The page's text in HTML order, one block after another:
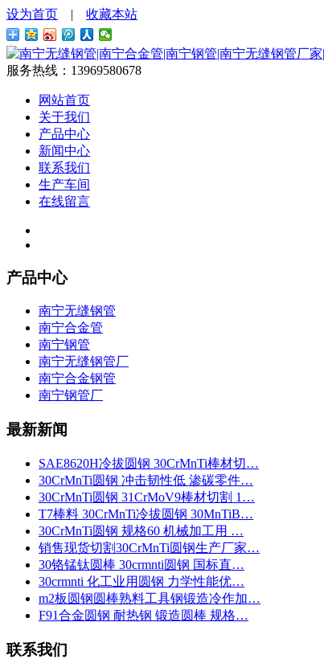
设为首页 | 收藏本站
服务热线： 13969580678
网站首页
关于我们
产品中心
新闻中心
联系我们
生产车间
在线留言
产品中心
南宁无缝钢管
南宁合金管
南宁钢管
南宁无缝钢管厂
南宁合金钢管
南宁钢管厂
最新新闻
SAE8620H冷拔圆钢 30CrMnTi棒材切…
30CrMnTi圆钢 冲击韧性低 渗碳零件…
30CrMnTi圆钢 31CrMoV9棒材切割 1…
T7棒料 30CrMnTi冷拔圆钢 30MnTiB…
30CrMnTi圆钢 规格60 机械加工用 …
销售现货切割30CrMnTi圆钢生产厂家…
30铬锰钛圆棒 30crmnti圆钢 国标直…
30crmnti 化工业用圆钢 力学性能优…
m2板圆钢圆棒熟料工具钢锻造冷作加…
F91合金圆钢 耐热钢 锻造圆棒 规格…
联系我们